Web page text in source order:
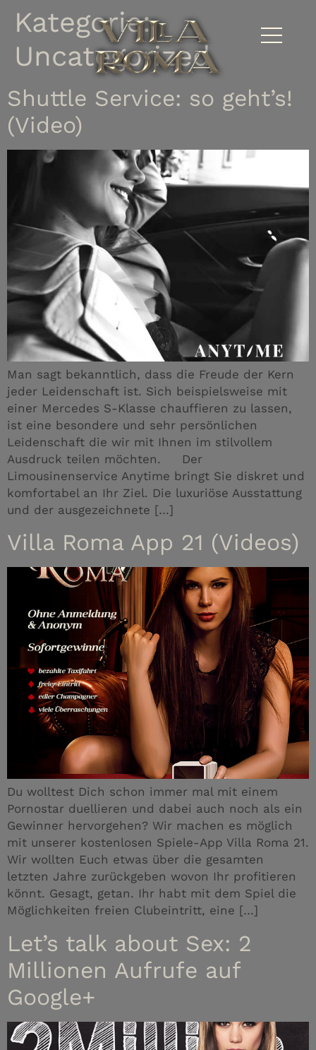
Kategorie:
Uncategorized
Shuttle Service: so geht’s!
(Video)
Man sagt bekanntlich, dass die Freude der Kern
jeder Leidenschaft ist. Sich beispielsweise mit
einer Mercedes S-Klasse chauffieren zu lassen,
ist eine besondere und sehr persönlichen
Leidenschaft die wir mit Ihnen im stilvollem
Ausdruck teilen möchten. Der
Limousinenservice Anytime bringt Sie diskret und
komfortabel an Ihr Ziel. Die luxuriöse Ausstattung
und der ausgezeichnete […]
Villa Roma App 21 (Videos)
Du wolltest Dich schon immer mal mit einem
Pornostar duellieren und dabei auch noch als ein
Gewinner hervorgehen? Wir machen es möglich
mit unserer kostenlosen Spiele-App Villa Roma 21.
Wir wollten Euch etwas über die gesamten
letzten Jahre zurückgeben wovon Ihr profitieren
könnt. Gesagt, getan. Ihr habt mit dem Spiel die
Möglichkeiten freien Clubeintritt, eine […]
Let’s talk about Sex: 2
Millionen Aufrufe auf
Google+